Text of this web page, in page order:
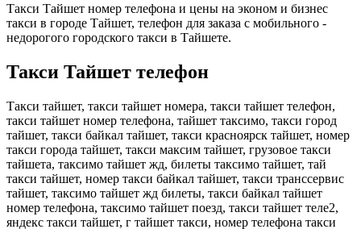
Такси Тайшет номер телефона и цены на эконом и бизнес
такси в городе Тайшет, телефон для заказа с мобильного -
недорогого городского такси в Тайшете.
Такси Тайшет телефон
Такси тайшет, такси тайшет номера, такси тайшет телефон,
такси тайшет номер телефона, тайшет таксимо, такси город
тайшет, такси байкал тайшет, такси красноярск тайшет, номер
такси города тайшет, такси максим тайшет, грузовое такси
тайшета, таксимо тайшет жд, билеты таксимо тайшет, тай
такси тайшет, номер такси байкал тайшет, такси транссервис
тайшет, таксимо тайшет жд билеты, такси байкал тайшет
номер телефона, таксимо тайшет поезд, такси тайшет теле2,
яндекс такси тайшет, г тайшет такси, номер телефона такси